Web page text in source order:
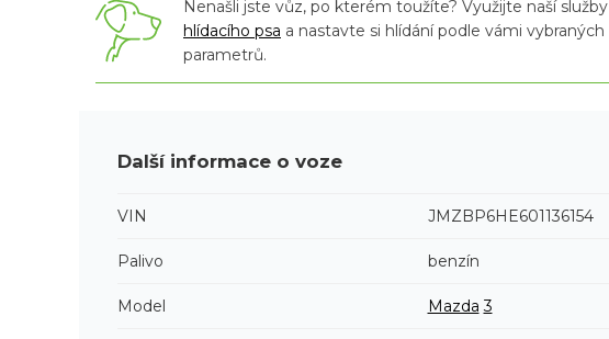
Nenašli jste vůz, po kterém toužíte? Využijte naší služby
hlídacího psa a nastavte si hlídání podle vámi vybraných
parametrů.
Další informace o voze
VIN JMZBP6HE601136154
Palivo benzín
Model Mazda 3